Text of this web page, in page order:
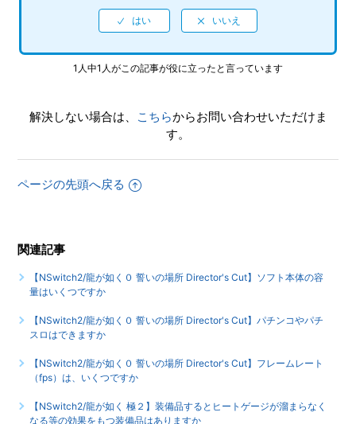
【NSwitch2/龍が如く０ 誓いの場所 Director's Cut】難易度
【NSwitch2/龍が如く０ 誓いの場所 Director's Cut】最大何
もっと見る
1人中1人がこの記事が役に立ったと言っています
解決しない場合は、 こちらからお問い合わせいただけま
す。
ページの先頭へ戻る
関連記事
【NSwitch2/龍が如く０ 誓いの場所 Director's Cut】ソフト本体の容
量はいくつですか
【NSwitch2/龍が如く０ 誓いの場所 Director's Cut】パチンコやパチ
スロはできますか
【NSwitch2/龍が如く０ 誓いの場所 Director's Cut】フレームレート
（fps）は、いくつですか
【NSwitch2/龍が如く 極２】装備品するとヒートゲージが溜まらなく
なる等の効果をもつ装備品はありますか